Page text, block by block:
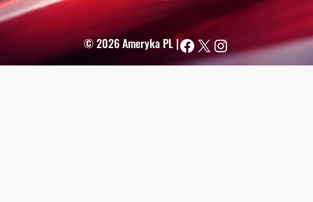
© 2026 Ameryka PL |Facebook
X Instagram